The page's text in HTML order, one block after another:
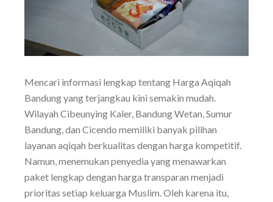
Mencari informasi lengkap tentang Harga Aqiqah
Bandung yang terjangkau kini semakin mudah.
Wilayah Cibeunying Kaler, Bandung Wetan, Sumur
Bandung, dan Cicendo memiliki banyak pilihan
layanan aqiqah berkualitas dengan harga kompetitif.
Namun, menemukan penyedia yang menawarkan
paket lengkap dengan harga transparan menjadi
prioritas setiap keluarga Muslim. Oleh karena itu,